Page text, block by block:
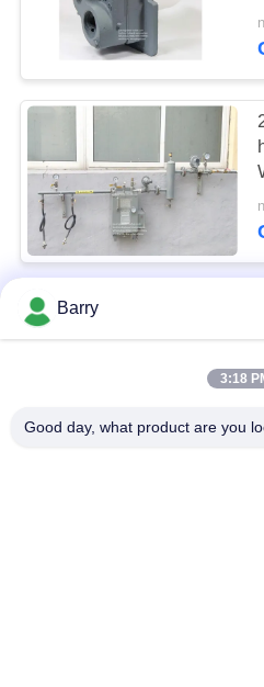
populaire
Barry
3:18
Good day, what product are you